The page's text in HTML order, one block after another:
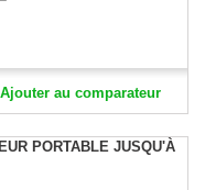
Ajouter au comparateur
PORTABLE JUSQU'À